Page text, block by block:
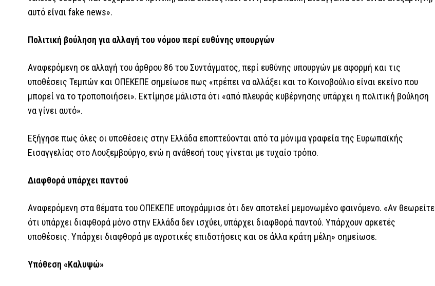
αυτό είναι fake news».
Πολιτική βούληση για αλλαγή του νόμου περί ευθύνης υπουργών
Αναφερόμενη σε αλλαγή του άρθρου 86 του Συντάγματος, περί ευθύνης υπουργών με αφορμή και τις
υποθέσεις Τεμπών και ΟΠΕΚΕΠΕ σημείωσε πως «πρέπει να αλλάξει και το Κοινοβούλιο είναι εκείνο που
μπορεί να το τροποποιήσει». Εκτίμησε μάλιστα ότι «από πλευράς κυβέρνησης υπάρχει η πολιτική βούληση
να γίνει αυτό».
Εξήγησε πως όλες οι υποθέσεις στην Ελλάδα εποπτεύονται από τα μόνιμα γραφεία της Ευρωπαϊκής
Εισαγγελίας στο Λουξεμβούργο, ενώ η ανάθεσή τους γίνεται με τυχαίο τρόπο.
Διαφθορά υπάρχει παντού
Αναφερόμενη στα θέματα του ΟΠΕΚΕΠΕ υπογράμμισε ότι δεν αποτελεί μεμονωμένο φαινόμενο. «Αν θεωρείτε
ότι υπάρχει διαφθορά μόνο στην Ελλάδα δεν ισχύει, υπάρχει διαφθορά παντού. Υπάρχουν αρκετές
υποθέσεις. Υπάρχει διαφθορά με αγροτικές επιδοτήσεις και σε άλλα κράτη μέλη» σημείωσε.
Υπόθεση «Καλυψώ»